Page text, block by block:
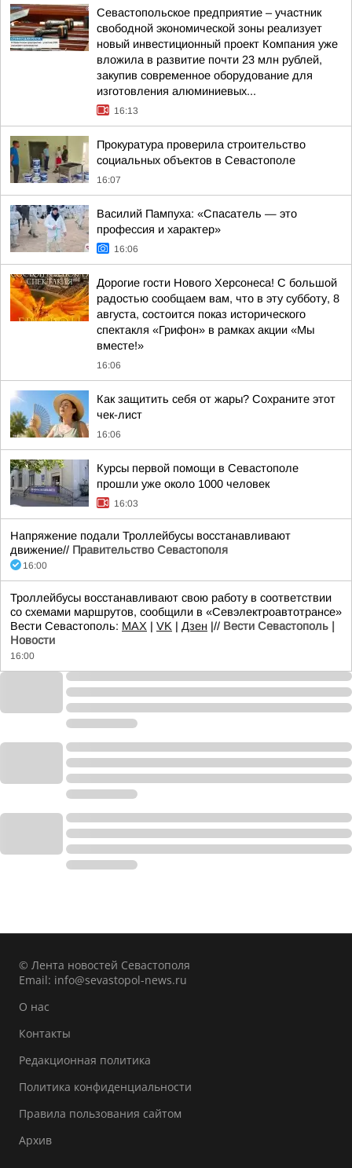
Севастопольское предприятие – участник
свободной экономической зоны реализует
новый инвестиционный проект Компания уже
вложила в развитие почти 23 млн рублей,
закупив современное оборудование для
изготовления алюминиевых...
16:13
Прокуратура проверила строительство
социальных объектов в Севастополе
16:07
Василий Пампуха: «Спасатель — это
профессия и характер»
16:06
Дорогие гости Нового Херсонеса! С большой
радостью сообщаем вам, что в эту субботу, 8
августа, состоится показ исторического
спектакля «Грифон» в рамках акции «Мы
вместе!»
16:06
Как защитить себя от жары? Сохраните этот
чек-лист
16:06
Курсы первой помощи в Севастополе
прошли уже около 1000 человек
16:03
Напряжение подали Троллейбусы восстанавливают
движение// Правительство Севастополя
16:00
Троллейбусы восстанавливают свою работу в соответствии
со схемами маршрутов, сообщили в «Севэлектроавтотрансе»
Вести Севастополь: MAX | VK | Дзен |// Вести Севастополь |
Новости
16:00
© Лента новостей Севастополя
Email: info@sevastopol-news.ru
О нас
Контакты
Редакционная политика
Политика конфиденциальности
Правила пользования сайтом
Архив